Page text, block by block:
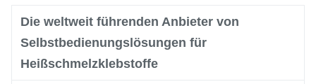
Die weltweit führenden Anbieter von
Selbstbedienungslösungen für
Heißschmelzklebstoffe